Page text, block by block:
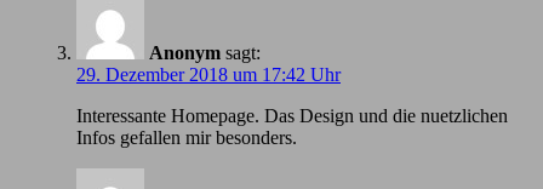
Anonym sagt:
29. Dezember 2018 um 17:42 Uhr
Іnteressante Homepage. Das Design und die nuetzlichen
Infos gefallen mir besonders.